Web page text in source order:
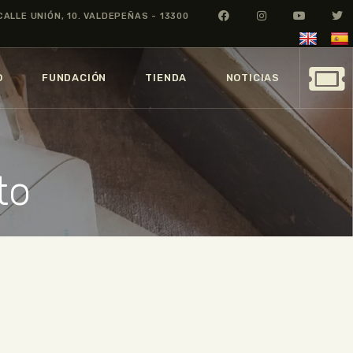
UNIÓN, 10. VALDEPEÑAS - 13300
FUNDACIÓN TIENDA NOTICIAS